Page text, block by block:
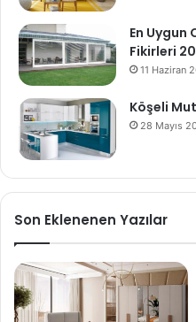
En Uygun
Fikirleri
11 Haziran
Köşeli
28 Mayıs
Son Eklenenen Yazılar